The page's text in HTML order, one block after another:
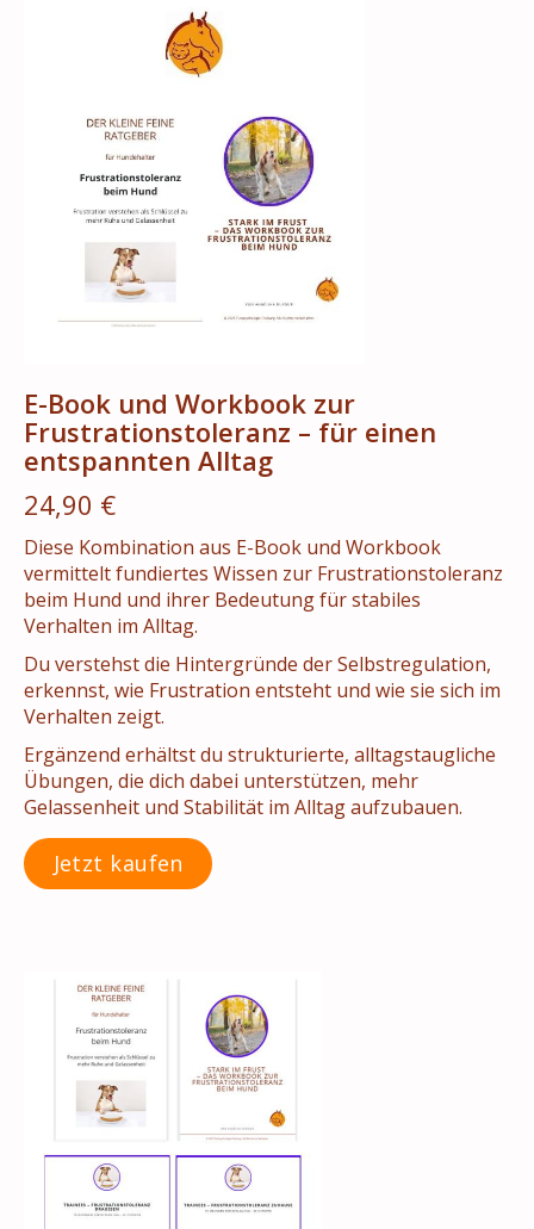
E-Book und Workbook zur
Frustrationstoleranz – für einen
entspannten Alltag
24,90 €
Diese Kombination aus E-Book und Workbook
vermittelt fundiertes Wissen zur Frustrationstoleranz
beim Hund und ihrer Bedeutung für stabiles
Verhalten im Alltag.
Du verstehst die Hintergründe der Selbstregulation,
erkennst, wie Frustration entsteht und wie sie sich im
Verhalten zeigt.
Ergänzend erhältst du strukturierte, alltagstaugliche
Übungen, die dich dabei unterstützen, mehr
Gelassenheit und Stabilität im Alltag aufzubauen.
Jetzt kaufen